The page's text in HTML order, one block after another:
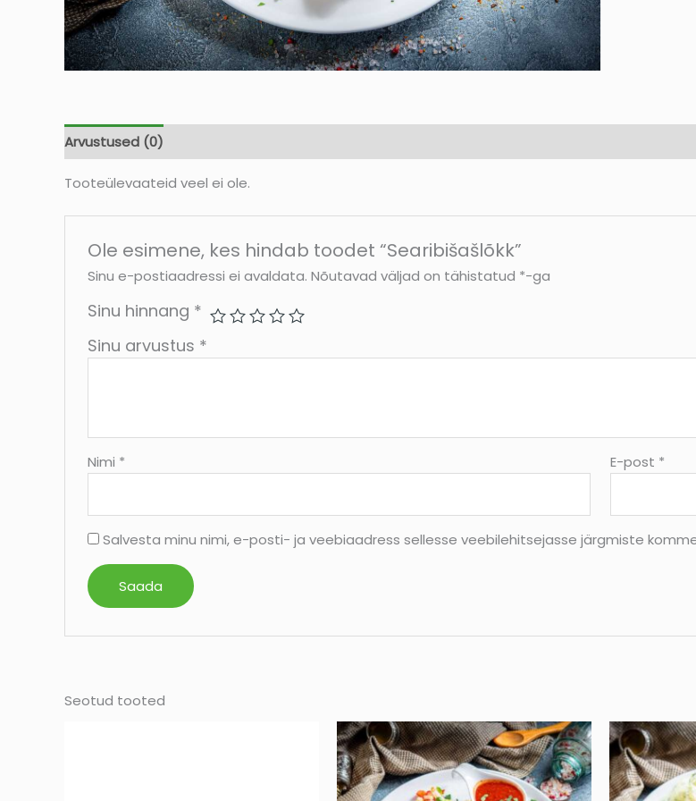
Arvustused (0)
Tooteülevaateid veel ei ole.
Ole esimene, kes hindab toodet “Searibišašlõkk”
Sinu e-postiaadressi ei avaldata. Nõutavad väljad on tähistatud *-ga
Sinu hinnang *
Sinu arvustus *
Nimi * E-post *
Salvesta minu nimi, e-posti- ja veebiaadress sellesse veebilehitsejasse järgmiste
Seotud tooted